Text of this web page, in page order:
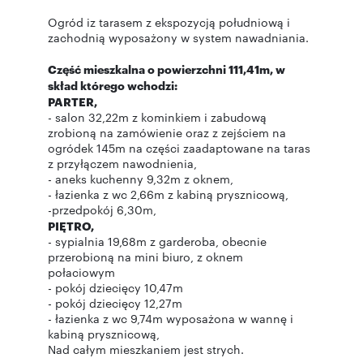
Ogród iz tarasem z ekspozycją południową i
zachodnią wyposażony w system nawadniania.
Część mieszkalna o powierzchni 111,41m, w
skład którego wchodzi:
PARTER,
- salon 32,22m z kominkiem i zabudową
zrobioną na zamówienie oraz z zejściem na
ogródek 145m na części zaadaptowane na taras
z przyłączem nawodnienia,
- aneks kuchenny 9,32m z oknem,
- łazienka z wc 2,66m z kabiną prysznicową,
-przedpokój 6,30m,
PIĘTRO,
- sypialnia 19,68m z garderoba, obecnie
przerobioną na mini biuro, z oknem
połaciowym
- pokój dziecięcy 10,47m
- pokój dziecięcy 12,27m
- łazienka z wc 9,74m wyposażona w wannę i
kabiną prysznicową,
Nad całym mieszkaniem jest strych.